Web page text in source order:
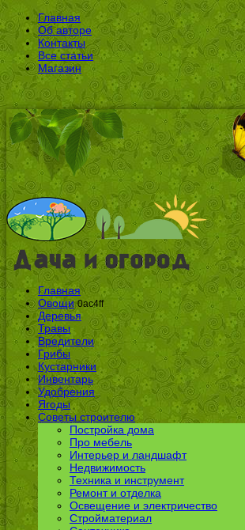
Главная
Об авторе
Контакты
Все статьи
Магазин
Главная
Овощи 0ac4ff
Деревья
Травы
Вредители
Грибы
Кустарники
Инвентарь
Удобрения
Ягоды
Советы строителю
Постройка дома
Про мебель
Интерьер и ландшафт
Недвижимость
Техника и инструмент
Ремонт и отделка
Освещение и электричество
Стройматериал